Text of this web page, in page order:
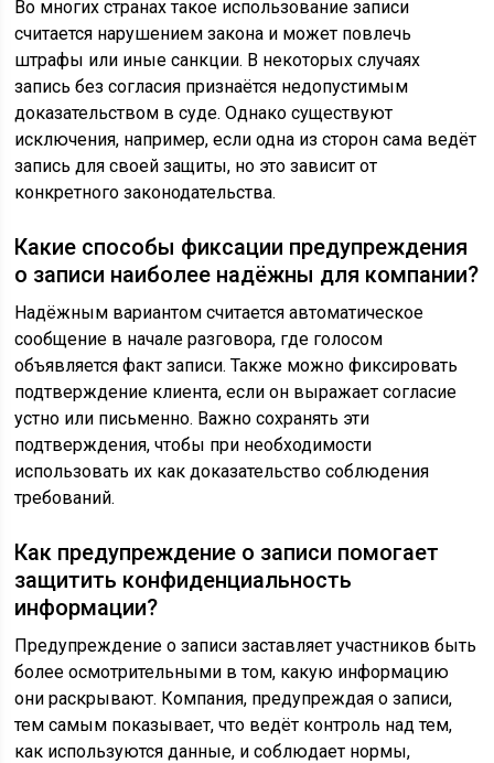
Во многих странах такое использование записи
считается нарушением закона и может повлечь
штрафы или иные санкции. В некоторых случаях
запись без согласия признаётся недопустимым
доказательством в суде. Однако существуют
исключения, например, если одна из сторон сама ведёт
запись для своей защиты, но это зависит от
конкретного законодательства.
Какие способы фиксации предупреждения
о записи наиболее надёжны для компании?
Надёжным вариантом считается автоматическое
сообщение в начале разговора, где голосом
объявляется факт записи. Также можно фиксировать
подтверждение клиента, если он выражает согласие
устно или письменно. Важно сохранять эти
подтверждения, чтобы при необходимости
использовать их как доказательство соблюдения
требований.
Как предупреждение о записи помогает
защитить конфиденциальность
информации?
Предупреждение о записи заставляет участников быть
более осмотрительными в том, какую информацию
они раскрывают. Компания, предупреждая о записи,
тем самым показывает, что ведёт контроль над тем,
как используются данные, и соблюдает нормы,